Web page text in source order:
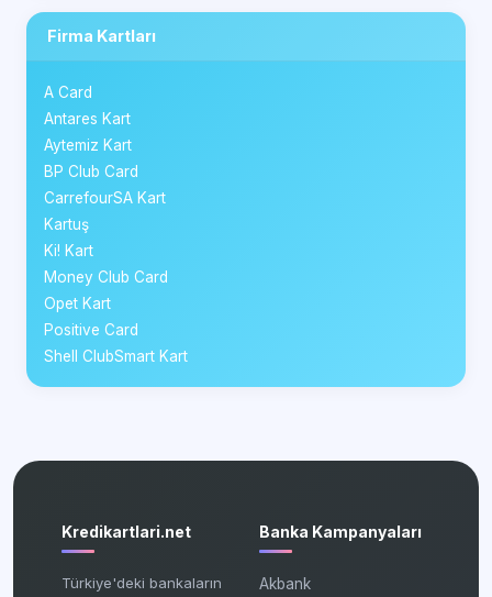
Firma Kartları
A Card
Antares Kart
Aytemiz Kart
BP Club Card
CarrefourSA Kart
Kartuş
Ki! Kart
Money Club Card
Opet Kart
Positive Card
Shell ClubSmart Kart
Kredikartlari.net
Türkiye'deki bankaların
Banka Kampanyaları
Akbank